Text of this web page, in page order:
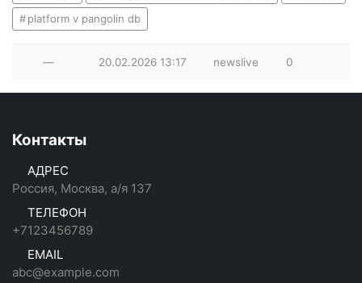
platform v pangolin db
— 20.02.2026 13:17 newslive 0
Контакты
АДРЕС
Россия, Москва, а/я 137
ТЕЛЕФОН
+7123456789
EMAIL
abc@example.com